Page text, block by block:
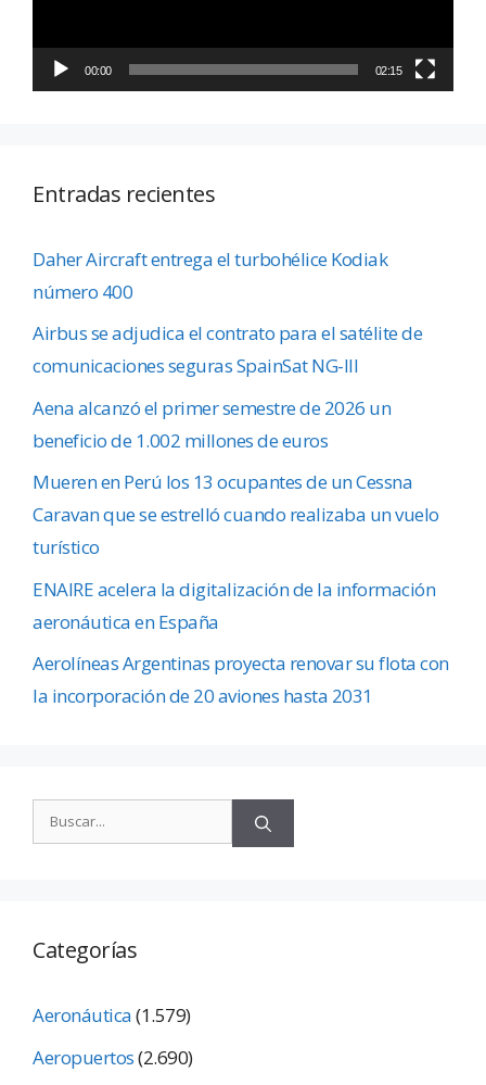
00:00 02:15
Entradas recientes
Daher Aircraft entrega el turbohélice Kodiak
número 400
Airbus se adjudica el contrato para el satélite de
comunicaciones seguras SpainSat NG-III
Aena alcanzó el primer semestre de 2026 un
beneficio de 1.002 millones de euros
Mueren en Perú los 13 ocupantes de un Cessna
Caravan que se estrelló cuando realizaba un vuelo
turístico
ENAIRE acelera la digitalización de la información
aeronáutica en España
Aerolíneas Argentinas proyecta renovar su flota con
la incorporación de 20 aviones hasta 2031
Categorías
Aeronáutica(1.579)
Aeropuertos(2.690)